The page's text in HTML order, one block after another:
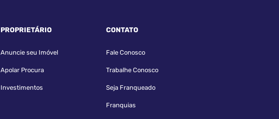
PROPRIETÁRIO
Anuncie seu Imóvel
Apolar Procura
Investimentos
CONTATO
Fale Conosco
Trabalhe Conosco
Seja Franqueado
Franquias